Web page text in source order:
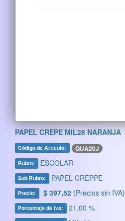
PAPEL CREPE MIL28 NARANJA
Código de Artículo: QUA20J
Rubro: ESCOLAR
Sub Rubro: PAPEL CREPPE
Precio: $ 397,52 (Precios sin IVA)
Porcentaje de Iva: 21,00 %